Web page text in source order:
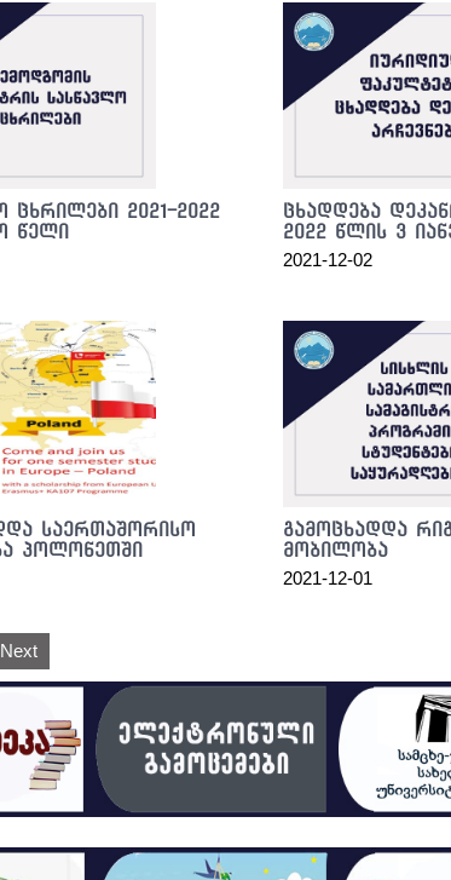
ცხრილები 2021-2022
წელი
ცხადდება
2022 წლის 3
2021-12-02
საერთაშორისო
პოლონეთში
გამოცხადდა
მობილობა
2021-12-01
Next